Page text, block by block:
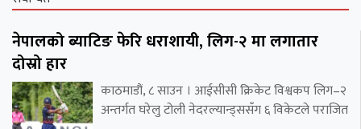
नेपालको ब्याटिङ फेरि धराशायी, लिग-२ मा लगातार
दोस्रो हार
काठमाडौं, ८ साउन । आईसीसी क्रिकेट विश्वकप लिग–२
अन्तर्गत घरेलु टोली नेदरल्यान्ड्ससँग ६ विकेटले पराजित